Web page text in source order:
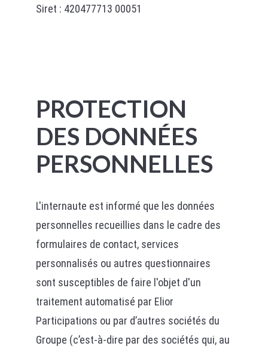
Siret : 420477713 00051
PROTECTION
DES DONNÉES
PERSONNELLES
L'internaute est informé que les données
personnelles recueillies dans le cadre des
formulaires de contact, services
personnalisés ou autres questionnaires
sont susceptibles de faire l'objet d'un
traitement automatisé par Elior
Participations ou par d’autres sociétés du
Groupe (c’est-à-dire par des sociétés qui, au